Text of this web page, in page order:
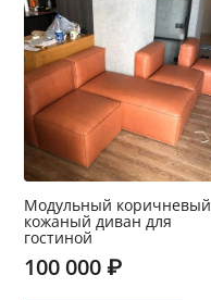
Модульный коричневый
кожаный диван для
гостиной
100 000 ₽